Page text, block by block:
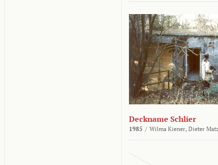
Deckname Schlier
1985 / Wilma Kiener, Dieter